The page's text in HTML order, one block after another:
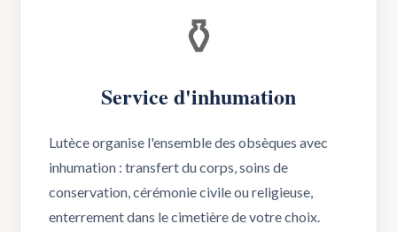
⚱️
Service d'inhumation
Lutèce organise l'ensemble des obsèques avec
inhumation : transfert du corps, soins de
conservation, cérémonie civile ou religieuse,
enterrement dans le cimetière de votre choix.